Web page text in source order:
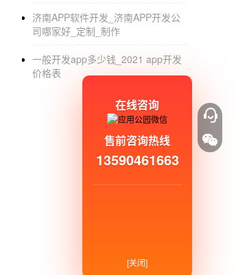
济南APP软件开发_济南APP开发公
司哪家好_定制_制作
一般开发app多少钱_2021 app开发
价格表
在线咨询
售前咨询热线
13590461663
[关闭]